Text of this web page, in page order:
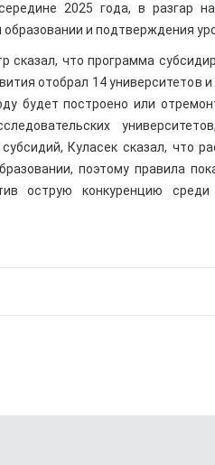
2025 года, в разгар
и подтверждения
сказал, что программа
отобрал 14 университетов
будет построено или
Куласек сказал, что
поэтому правила
острую конкуренцию